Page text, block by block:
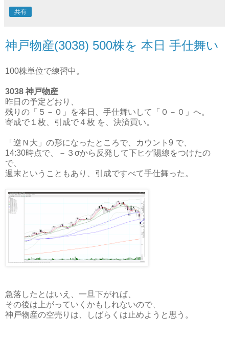
共有
神戸物産(3038) 500株を 本日 手仕舞い
100株単位で練習中。
3038 神戸物産
昨日の予定どおり、
残りの「５－０」を本日、手仕舞いして「０－０」へ。
寄成で１枚、引成で４枚 を、決済買い。
「逆Ｎ大」の形になったところで、カウント9 で、
14:30時点で、－３σから反発して下ヒゲ陽線をつけたの
で、
週末ということもあり、引成ですべて手仕舞った。
急落したとはいえ、一旦下がれば、
その後は上がっていくかもしれないので、
神戸物産の空売りは、しばらくは止めようと思う。